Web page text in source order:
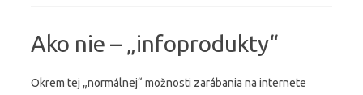
Ako nie – „infoprodukty“
Okrem tej „normálnej“ možnosti zarábania na internete